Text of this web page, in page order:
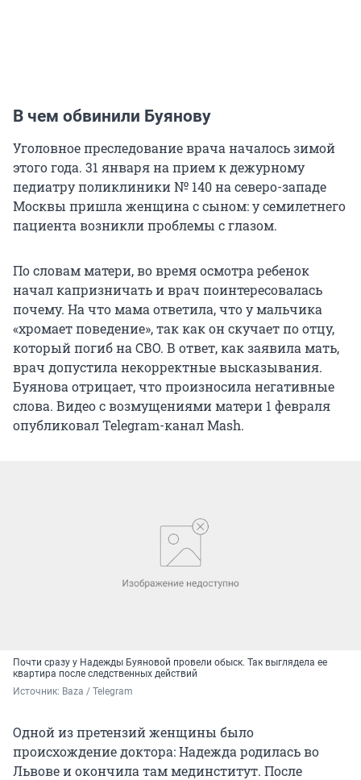
В чем обвинили Буянову
Уголовное преследование врача началось зимой
этого года. 31 января на прием к дежурному
педиатру поликлиники № 140 на северо-западе
Москвы пришла женщина с сыном: у семилетнего
пациента возникли проблемы с глазом.
По словам матери, во время осмотра ребенок
начал капризничать и врач поинтересовалась
почему. На что мама ответила, что у мальчика
«хромает поведение», так как он скучает по отцу,
который погиб на СВО. В ответ, как заявила мать,
врач допустила некорректные высказывания.
Буянова отрицает, что произносила негативные
слова. Видео с возмущениями матери 1 февраля
опубликовал Telegram-канал Mash.
Почти сразу у Надежды Буяновой провели обыск. Так выглядела ее
квартира после следственных действий
Источник: Baza / Telegram
Одной из претензий женщины было
происхождение доктора: Надежда родилась во
Львове и окончила там мединститут. После